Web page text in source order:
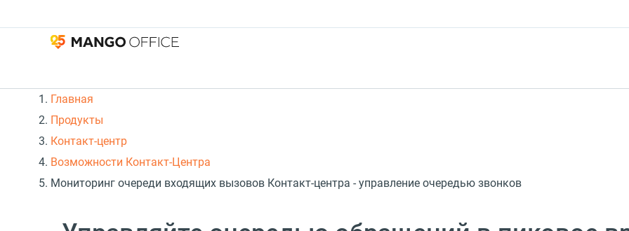
Главная
Продукты
Контакт-центр
Возможности Контакт-Центра
Мониторинг очереди входящих вызовов Контакт-центра - управление очередью звонков